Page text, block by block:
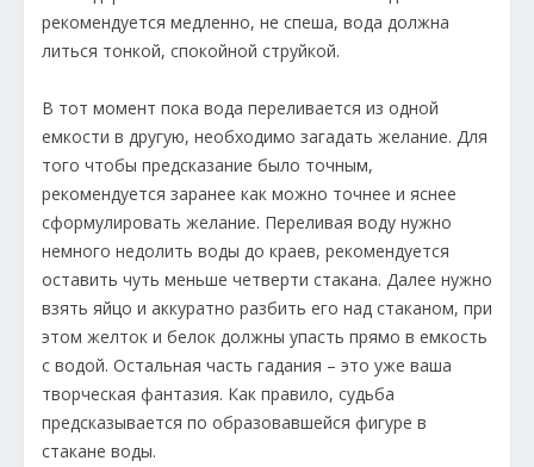
рекомендуется медленно, не спеша, вода должна
литься тонкой, спокойной струйкой.
В тот момент пока вода переливается из одной
емкости в другую, необходимо загадать желание. Для
того чтобы предсказание было точным,
рекомендуется заранее как можно точнее и яснее
сформулировать желание. Переливая воду нужно
немного недолить воды до краев, рекомендуется
оставить чуть меньше четверти стакана. Далее нужно
взять яйцо и аккуратно разбить его над стаканом, при
этом желток и белок должны упасть прямо в емкость
с водой. Остальная часть гадания – это уже ваша
творческая фантазия. Как правило, судьба
предсказывается по образовавшейся фигуре в
стакане воды.